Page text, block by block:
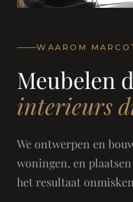
WAAROM
Meubelen
interieurs
We ontwerpen en
woningen, en
het resultaat